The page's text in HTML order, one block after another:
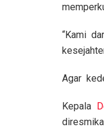
“Kami
Agar
Kepala